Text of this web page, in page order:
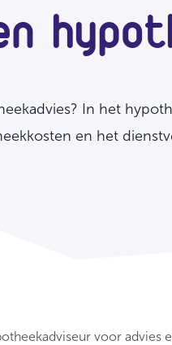
In het
en het
voor advies